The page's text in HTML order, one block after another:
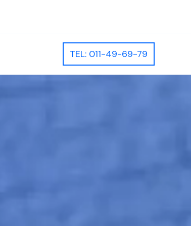
TEL: 011-49-69-79